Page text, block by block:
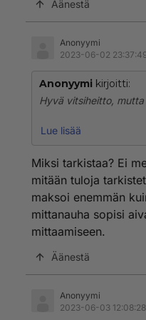
Äänestä
Anonyymi
2023-06-02
Anonyymi kirjoitti:
Hyvä vitsiheitto,
Ansiotulojen on jo
arvioitujen ansioiden
todellisten tulojen
veroilmoituksia
Miksi ison miehen
pienen ja olisiko
Lue lisää
Miksi tarkistaa? Ei
mitään tuloja
maksoi enemmän
mittanauha sopisi
mittaamiseen.
Äänestä
Anonyymi
2023-06-03 12:08:28